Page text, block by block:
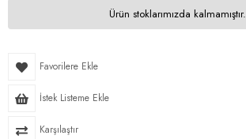
Ürün stoklarımızda kalmamıştır.
Favorilere Ekle
İstek Listeme Ekle
Karşılaştır